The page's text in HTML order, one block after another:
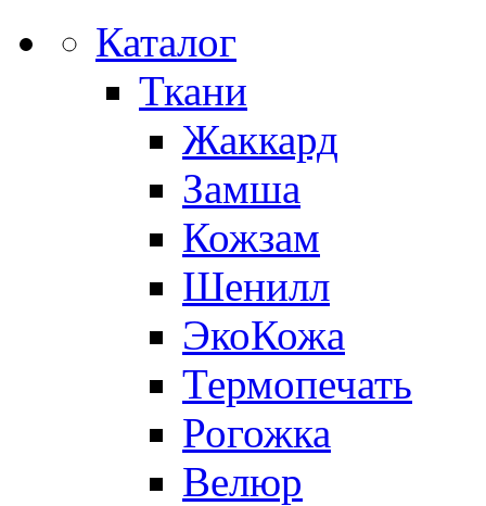
Каталог
Ткани
Жаккард
Замша
Кожзам
Шенилл
ЭкоКожа
Термопечать
Рогожка
Велюр